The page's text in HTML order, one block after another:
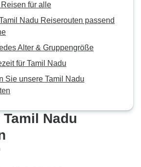
für alle
Nadu Reiserouten passend
Alter & Gruppengröße
für Tamil Nadu
Sie unsere Tamil Nadu
Nadu